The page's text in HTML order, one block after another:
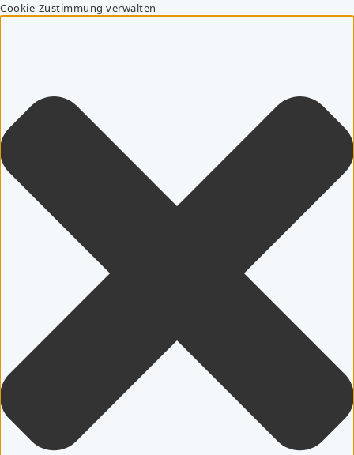
Cookie-Zustimmung verwalten